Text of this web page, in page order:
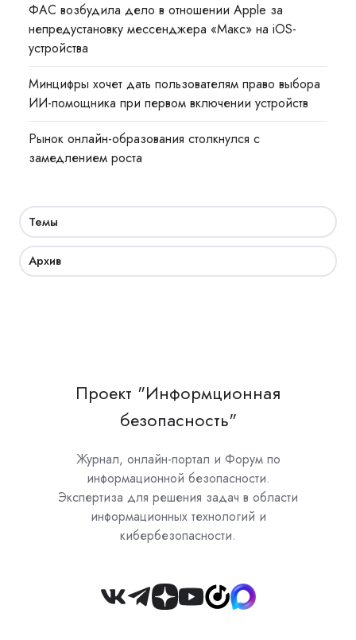
ФАС возбудила дело в отношении Apple за
непредустановку мессенджера «Макс» на iOS-
устройства
Минцифры хочет дать пользователям право выбора
ИИ-помощника при первом включении устройств
Рынок онлайн-образования столкнулся с
замедлением роста
Темы
Архив
Проект "Информционная
безопасность"
Журнал, онлайн-портал и Форум по
информационной безопасности.
Экспертиза для решения задач в области
информационных технологий и
кибербезопасности.
Join